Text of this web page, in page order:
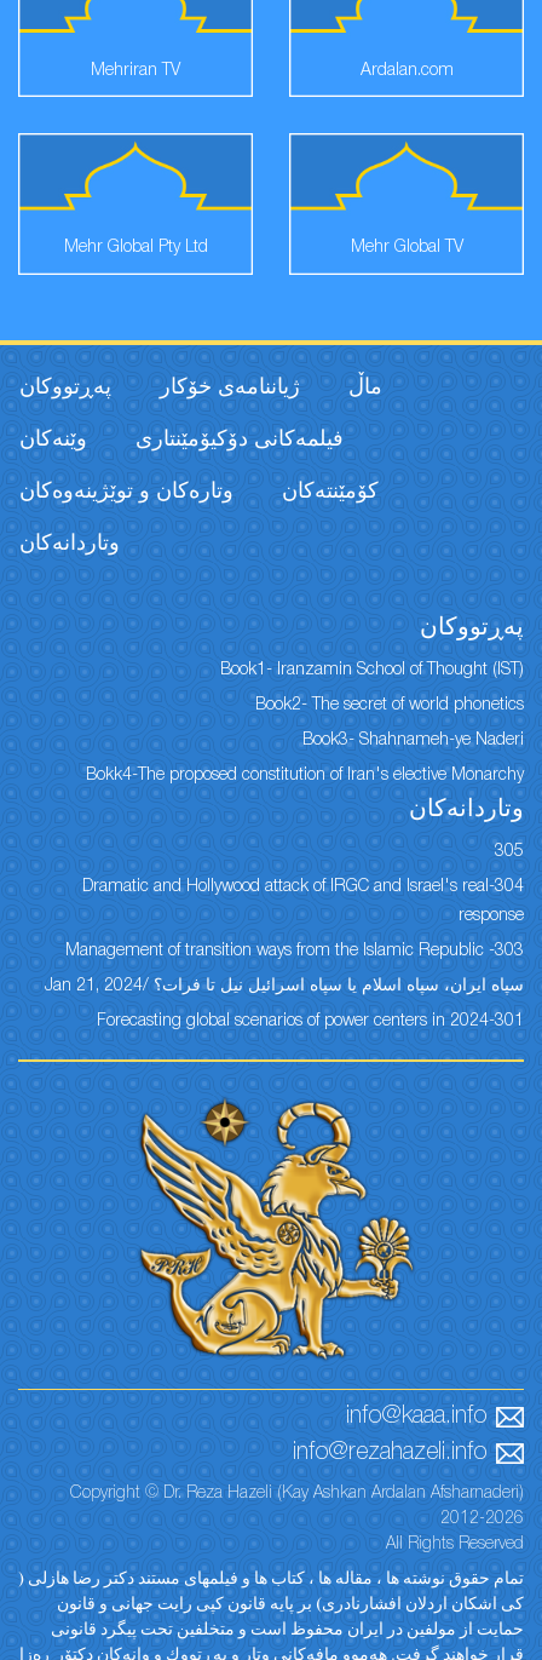
Ardalan.com
Mehriran TV
Mehr Global TV
Mehr Global Pty Ltd
ماڵ ژیاننامەی خۆکار پەڕتووكان
فیلمەكانی دۆکیۆمێنتاری وێنەکان
كۆمێنتەكان وتارەکان و توێژینەوەکان
وتاردانەكان
پەڕتووكان
Book1- Iranzamin School of Thought (IST)
Book2- The secret of world phonetics
Book3- Shahnameh-ye Naderi
Bokk4-The proposed constitution of Iran's elective Monarchy
وتاردانەكان
305
304-Dramatic and Hollywood attack of IRGC and Israel's real
response
303- Management of transition ways from the Islamic Republic
سپاه ایران، سپاه اسلام یا سپاه اسرائیل نیل تا فرات؟ /Jan 21, 2024
301-Forecasting global scenarios of power centers in 2024
info@kaaa.info
info@rezahazeli.info
Copyright © Dr. Reza Hazeli (Kay Ashkan Ardalan Afsharnaderi)
2012-2026
All Rights Reserved
تمام حقوق نوشته ها ، مقاله ها ، کتاب ها و فیلمهای مستند دکتر رضا هازلی (
کی اشکان اردلان افشارنادری) بر پایه قانون کپی رایت جهانی و قانون
حمایت از مولفین در ایران محفوظ است و متخلفین تحت پیگرد قانونی
قرار خواهند گرفت. ‎هەموو مافەکانی وتار و پەڕتووك و وانەکان دکتۆر ڕەزا